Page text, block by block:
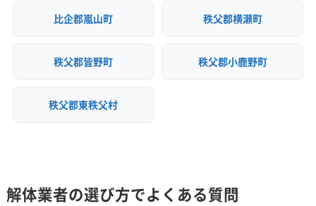
比企郡嵐山町 秩父郡横瀬町
秩父郡皆野町 秩父郡小鹿野町
秩父郡東秩父村
解体業者の選び方でよくある質問